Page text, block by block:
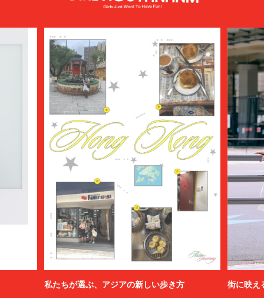
私たちが選ぶ、アジアの新しい歩き方 街に映え